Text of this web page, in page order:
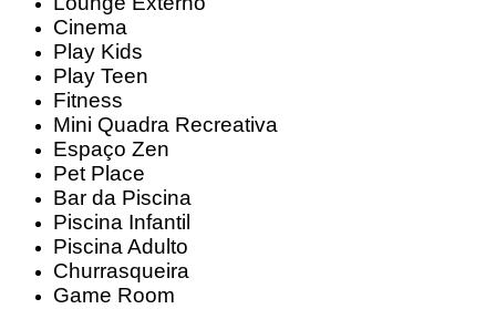
Cinema
Play Kids
Play Teen
Fitness
Mini Quadra Recreativa
Espaço Zen
Pet Place
Bar da Piscina
Piscina Infantil
Piscina Adulto
Churrasqueira
Game Room